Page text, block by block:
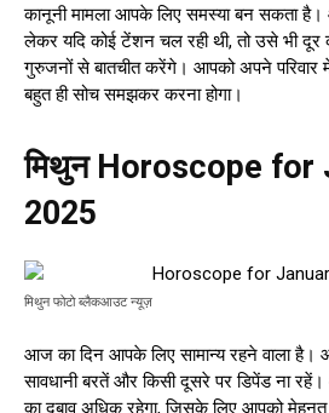
कानूनी मामला आपके लिए समस्या बन सकता है।
लेकर यदि कोई टेंशन चल रही थी, तो उसे भी
गुरुजनों से बातचीत करेंगे। आपको अपने परिवार
बहुत ही सोच समझकर करना होगा।
मिथुन Horoscope for
2025
मिथुन फोटो ब्लैकआउट न्यूज़
आज का दिन आपके लिए सामान्य रहने वाला है।
सावधानी बरतें और किसी दूसरे पर डिपेंड ना
का दबाव अधिक रहेगा, जिसके लिए आपको मेहनत